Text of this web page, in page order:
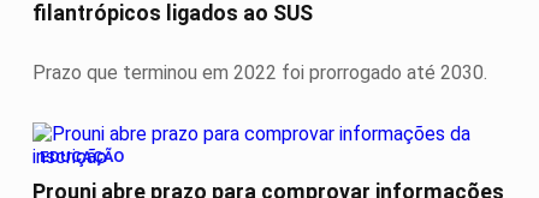
filantrópicos ligados ao SUS
Prazo que terminou em 2022 foi prorrogado até 2030.
EDUCAÇÃO
Prouni abre prazo para comprovar informações